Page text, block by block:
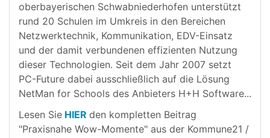
oberbayerischen Schwabniederhofen unterstützt
rund 20 Schulen im Umkreis in den Bereichen
Netzwerktechnik, Kommunikation, EDV-Einsatz
und der damit verbundenen effizienten Nutzung
dieser Technologien. Seit dem Jahr 2007 setzt
PC-Future dabei ausschließlich auf die Lösung
NetMan for Schools des Anbieters H+H Software...
Lesen Sie HIER den kompletten Beitrag
"Praxisnahe Wow-Momente" aus der Kommune21 /